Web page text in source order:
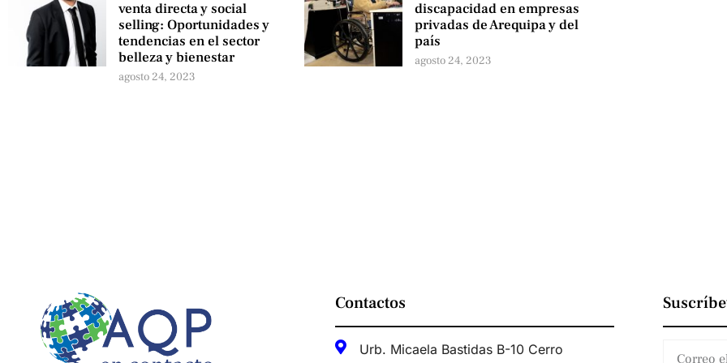
venta directa y social
selling: Oportunidades y
tendencias en el sector
belleza y bienestar
agosto 24, 2023
discapacidad en empresas
privadas de Arequipa y del
país
agosto 24, 2023
Contactos
Urb. Micaela Bastidas B-10 Cerro